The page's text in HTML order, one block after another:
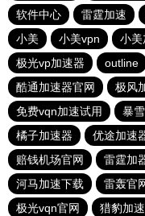
软件中心
雷霆加速
小美
小美vpn 小美
极光vp加速器
outline
酷通加速器官网
极风
免费vqn加速试用
暴
橘子加速器
优途加速
赔钱机场官网
雷霆加
河马加速下载
雷轰官
极光vqn官网
猎豹加